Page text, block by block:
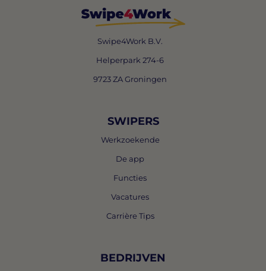
Swipe4Work B.V.
Helperpark 274-6
9723 ZA Groningen
SWIPERS
Werkzoekende
De app
Functies
Vacatures
Carrière Tips
BEDRIJVEN